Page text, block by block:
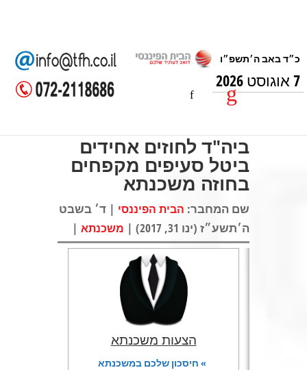
7 אוגוסט 2026
ביה"ד לחוזים אחידים
ביטל סעיפים מקפחים
בחוזה משכנתא
שם המחבר: הבית הפיננסי | ד׳ בשבט
ה׳תשע״ז (ינו 31, 2017) |
משכנתא |
הצעות משכנתא
» חיסכון שלכם במשכנתא